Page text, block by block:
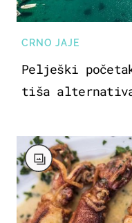
CRNO JAJE
Pelješki
tiša alternativa